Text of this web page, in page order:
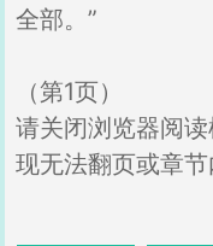
全部。”
（第1页）
请关闭浏览器阅
现无法翻页或章节